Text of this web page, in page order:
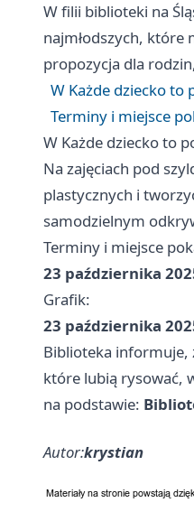
W filii biblioteki na
najmłodszych, które
propozycja dla
W Każde dziecko
Terminy i miejsce
W Każde dziecko to
Na zajęciach pod
plastycznych i
samodzielnym
Terminy i miejsce
23 października
Grafik:
23 października
Biblioteka informuje,
które lubią rysować,
na podstawie:
Autor:krystian